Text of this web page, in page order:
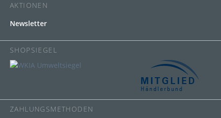
AKTIONEN
Newsletter
SHOPSIEGEL
ZAHLUNGSMETHODEN